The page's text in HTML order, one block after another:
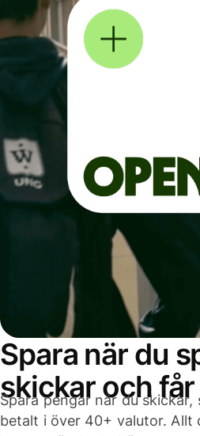
Spara när du
skickar och
Spara pengar när du
betalt i över 40+ valutor. Allt